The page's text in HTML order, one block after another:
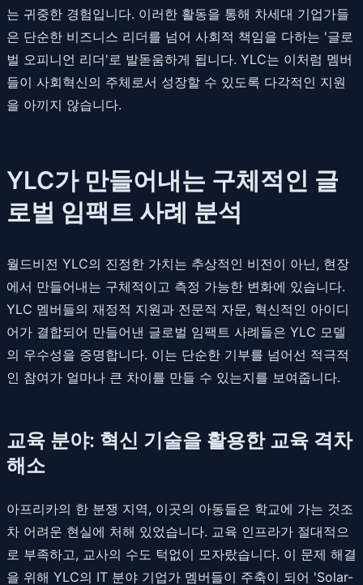
는 귀중한 경험입니다. 이러한 활동을 통해 차세대 기업가들
은 단순한 비즈니스 리더를 넘어 사회적 책임을 다하는 '글로
벌 오피니언 리더'로 발돋움하게 됩니다. YLC는 이처럼 멤버
들이 사회혁신의 주체로서 성장할 수 있도록 다각적인 지원
을 아끼지 않습니다.
YLC가 만들어내는 구체적인 글
로벌 임팩트 사례 분석
월드비전 YLC의 진정한 가치는 추상적인 비전이 아닌, 현장
에서 만들어내는 구체적이고 측정 가능한 변화에 있습니다.
YLC 멤버들의 재정적 지원과 전문적 자문, 혁신적인 아이디
어가 결합되어 만들어낸 글로벌 임팩트 사례들은 YLC 모델
의 우수성을 증명합니다. 이는 단순한 기부를 넘어선 적극적
인 참여가 얼마나 큰 차이를 만들 수 있는지를 보여줍니다.
교육 분야: 혁신 기술을 활용한 교육 격차
해소
아프리카의 한 분쟁 지역, 이곳의 아동들은 학교에 가는 것조
차 어려운 현실에 처해 있었습니다. 교육 인프라가 절대적으
로 부족하고, 교사의 수도 턱없이 모자랐습니다. 이 문제 해결
을 위해 YLC의 IT 분야 기업가 멤버들이 주축이 되어 'Solar-